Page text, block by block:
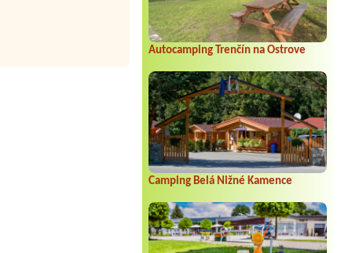
Autocamping Trenčín na Ostrove
Camping Belá Nižné Kamence